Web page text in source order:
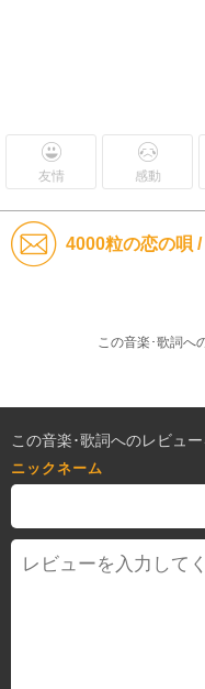
友情 感動
4000粒の恋の唄
この音楽･歌詞へ
この音楽･歌詞へのレビュ
ニックネーム